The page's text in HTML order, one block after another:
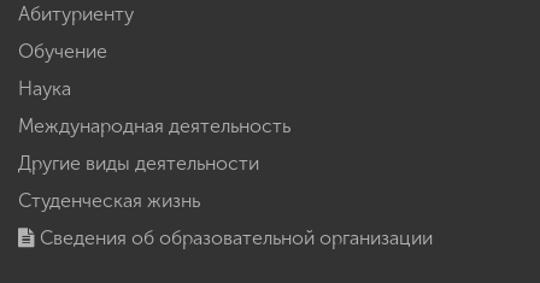
Абитуриенту
Обучение
Наука
Международная деятельность
Другие виды деятельности
Студенческая жизнь
Сведения об образовательной организации